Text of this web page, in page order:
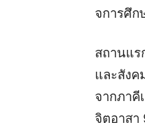
จการศึก
สถานแร
และสังค
จากภาคี
จิตอาส